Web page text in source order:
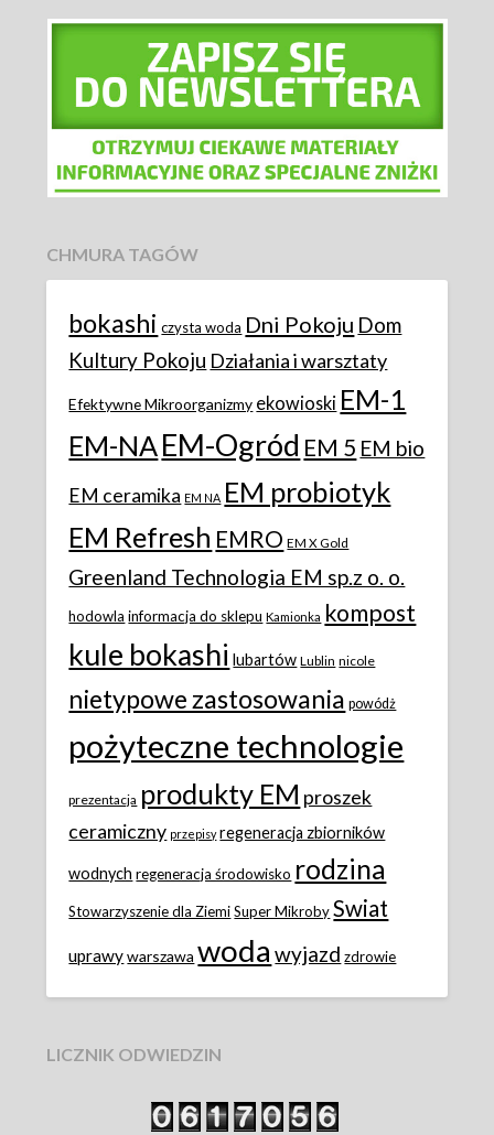
CHMURA TAGÓW
bokashi czysta woda Dni Pokoju Dom
Kultury Pokoju Działania i warsztaty
Efektywne Mikroorganizmy ekowioski EM-1
EM-NAEM-Ogród EM 5 EM bio
EM ceramika EM NA EM probiotyk
EM Refresh EMRO EM X Gold
Greenland Technologia EM sp.z o. o.
hodowla informacja do sklepu Kamionka kompost
kule bokashi lubartów Lublin nicole
nietypowe zastosowania powódż
pożyteczne technologie
prezentacja produkty EM proszek
ceramiczny przepisy regeneracja zbiorników
wodnych regeneracja środowisko rodzina
Stowarzyszenie dla Ziemi Super Mikroby Swiat
uprawy warszawa woda wyjazd zdrowie
LICZNIK ODWIEDZIN